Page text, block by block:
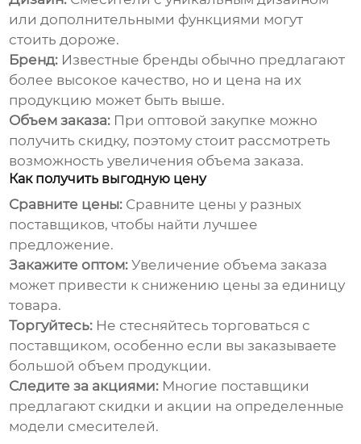
или дополнительными функциями могут
стоить дороже.
Бренд: Известные бренды обычно предлагают
более высокое качество, но и цена на их
продукцию может быть выше.
Объем заказа: При оптовой закупке можно
получить скидку, поэтому стоит рассмотреть
возможность увеличения объема заказа.
Как получить выгодную цену
Сравните цены: Сравните цены у разных
поставщиков, чтобы найти лучшее
предложение.
Закажите оптом: Увеличение объема заказа
может привести к снижению цены за единицу
товара.
Торгуйтесь: Не стесняйтесь торговаться с
поставщиком, особенно если вы заказываете
большой объем продукции.
Следите за акциями: Многие поставщики
предлагают скидки и акции на определенные
модели смесителей.